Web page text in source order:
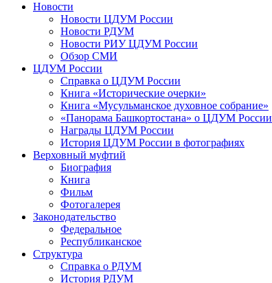
Новости
Новости ЦДУМ России
Новости РДУМ
Новости РИУ ЦДУМ России
Обзор СМИ
ЦДУМ России
Справка о ЦДУМ России
Книга «Исторические очерки»
Книга «Мусульманское духовное собрание»
«Панорама Башкортостана» о ЦДУМ России
Награды ЦДУМ России
История ЦДУМ России в фотографиях
Верховный муфтий
Биография
Книга
Фильм
Фотогалерея
Законодательство
Федеральное
Республиканское
Структура
Справка о РДУМ
История РДУМ